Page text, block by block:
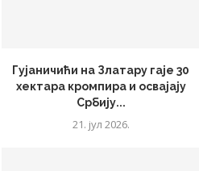
Гујаничићи на Златару гаје 30
хектара кромпира и освајају
Србију...
21. јул 2026.